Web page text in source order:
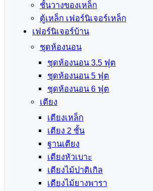
ชั้นวางของเหล็ก
ตู้เหล็ก เฟอร์นิเจอร์เหล็ก
เฟอร์นิเจอร์บ้าน
ชุดห้องนอน
ชุดห้องนอน 3.5 ฟุต
ชุดห้องนอน 5 ฟุต
ชุดห้องนอน 6 ฟุต
เตียง
เตียงเหล็ก
เตียง 2 ชั้น
ฐานเตียง
เตียงหัวเบาะ
เตียงไม้ปาติเกิล
เตียงไม้ยางพารา